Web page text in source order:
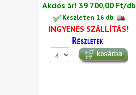
Akciós ár! 39 700,00 Ft/db
Készleten 16 db
INGYENES SZÁLLÍTÁS!